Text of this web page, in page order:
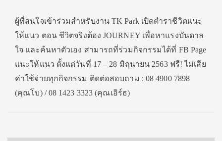
ผู้ที่สนใจเข้าร่วมสำหรับงาน TK Park เปิดตำราชีวิตแนะ
ให้แนว ตอน ชีวิตจริงต้อง JOURNEY เพื่อหาแรงบันดาล
ใจ และค้นหาตัวเอง สามารถที่ร่วมกิจกรรมได้ที่ FB Page
แนะให้แนว ตั้งแต่วันที่ 17 – 28 มิถุนายน 2563 ฟรี! ไม่เสีย
ค่าใช้จ่ายทุกกิจกรรม ติดต่อสอบถาม : 08 4900 7898
(คุณโบ) / 08 1423 3323 (คุณเอิร์ธ)